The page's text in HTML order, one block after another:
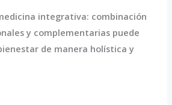
integrativa: combinación
y complementarias puede
de manera holística y